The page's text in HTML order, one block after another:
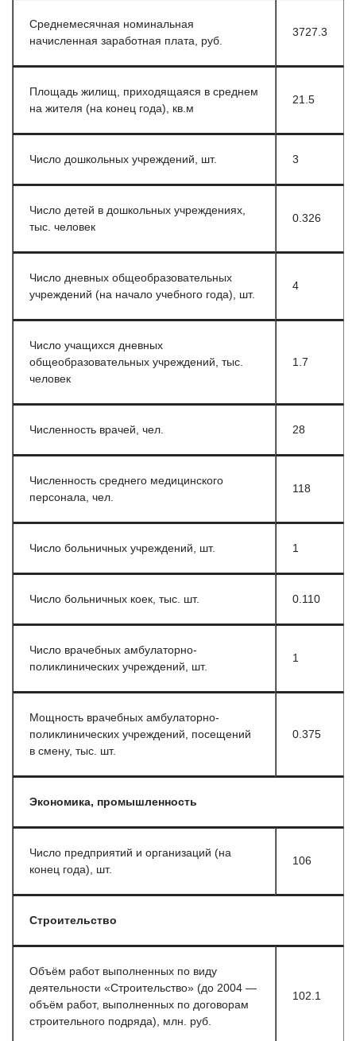
Среднемесячная номинальная
начисленная заработная плата, руб.
3727.3
Площадь жилищ, приходящаяся в среднем
на жителя (на конец года), кв.м
21.5
Число дошкольных учреждений, шт. 3
Число детей в дошкольных учреждениях,
тыс. человек
0.326
Число дневных общеобразовательных
учреждений (на начало учебного года), шт.
4
Число учащихся дневных
общеобразовательных учреждений, тыс.
человек
1.7
Численность врачей, чел. 28
Численность среднего медицинского
персонала, чел.
118
Число больничных учреждений, шт. 1
Число больничных коек, тыс. шт. 0.110
Число врачебных амбулаторно-
поликлинических учреждений, шт.
1
Мощность врачебных амбулаторно-
поликлинических учреждений, посещений
в смену, тыс. шт.
0.375
Экономика, промышленность
Число предприятий и организаций (на
конец года), шт.
106
Строительство
Объём работ выполненных по виду
деятельности «Строительство» (до 2004 —
объём работ, выполненных по договорам
строительного подряда), млн. руб.
102.1